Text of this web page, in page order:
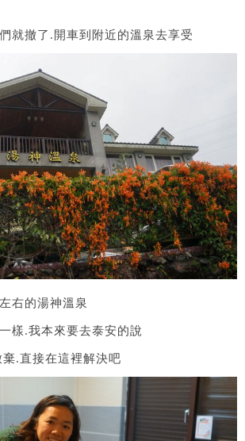
就撤了.開車到附近的溫泉去享受
右的湯神溫泉
樣.我本來要去泰安的說
.直接在這裡解決吧